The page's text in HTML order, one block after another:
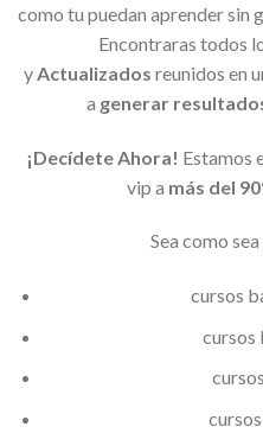
como tu puedan aprender sin
Encontraras todos
yActualizados reunidos en
a generar
¡Decídete Ahora! Estamos
vip a más del
Sea como
cursos
cursos